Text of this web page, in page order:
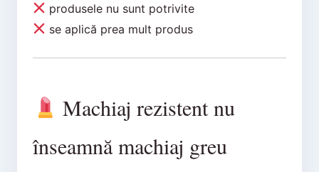
produsele nu sunt potrivite
se aplică prea mult produs
Machiaj rezistent nu
înseamnă machiaj greu